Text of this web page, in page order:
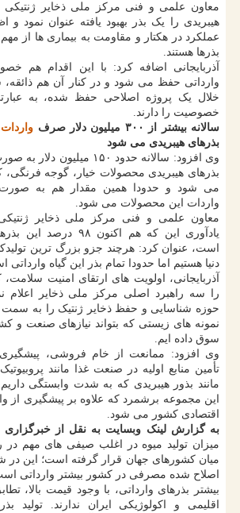
معاون علمی و فنی مرکز ملی ذخایر ژنتیکی
هیبریدی را یک بذر بهبود یافته عنوان نمود
عملکرد در هکتار و مقاومت به بیماری ها از
بذرها هستند.
آذربایجانی اضافه کرد: با این اقدام هم
وارداتی حفظ می شود و در کنار آن هم ذائقه،
خلال یک پروژه اصلاحی حفظ شده، به
خصوصیت را دارند.
سالانه بیشتر از ۳۰۰ میلیون دلار صرف
واردات
بذرهای هیبریدی می شود
وی افزود: سالانه حدود ۱۵۰
بذرهای هیبریدی محصولات خیار، گوجه فرنگی،
می شود و حدودا همین مقدار هم به
واردات این محصولات می شود.
معاون علمی و فنی مرکز ملی ذخایر
یادآوری این که هم اکنون
است، عنوان کرد: هرچند جزو بزرگ ترین
دنیا هستیم اما حدودا تمام بذر این گیاه وارداتی
آذربایجانی، اولویت های ارتقای امنیت
را سه راهبرد اصلی مرکز ملی ذخایر اعلام
حوزه شناسایی و حفظ ذخایر ژنتیک را به سمت
نمونه های زیستی که بتواند نیازهای صنعت و
سوق داده ایم.
وی افزود: ممانعت از خام فروشی،
تأمین منابع اولیه در صنعت غذا مانند
مانند بذور هیبریدی که به شدت وابستگی
این مجموعه برشمرد که علاوه بر پیشگیری از
اقتصادی کشور می شود.
به گزارش لینک وبسایت به نقل از خبرگزاری
میزان تولید میوه در اغلب صیفی های مهم در
میان کشورهای جهان قرار گرفته است؛ این
اصلاح شده مصرفی در کشور بیشتر وارداتی
بیشتر بذرهای وارداتی، با وجود قیمت بالا،
اقلیمی و اکولوژیکی ایران ندارند. تولید